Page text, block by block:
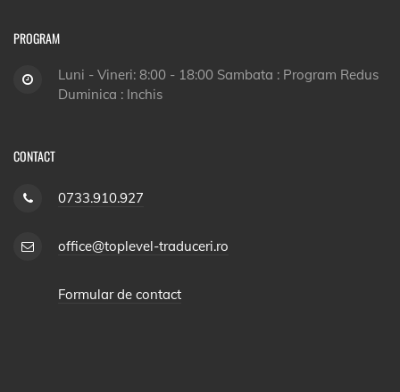
PROGRAM
Luni - Vineri: 8:00 - 18:00 Sambata : Program Redus
Duminica : Inchis
CONTACT
0733.910.927
office@toplevel-traduceri.ro
Formular de contact